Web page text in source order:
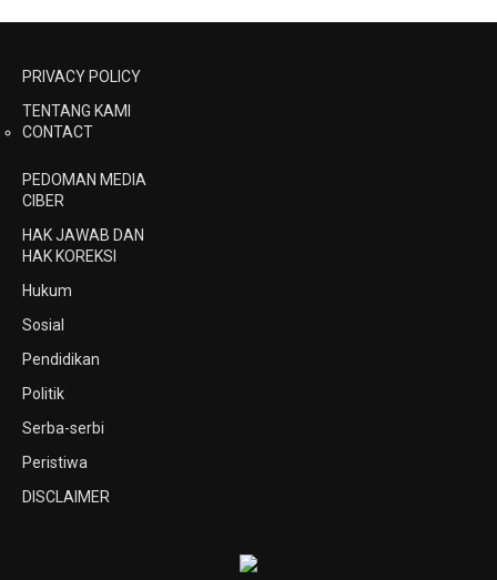
PRIVACY POLICY
TENTANG KAMI
CONTACT
PEDOMAN MEDIA
CIBER
HAK JAWAB DAN
HAK KOREKSI
Hukum
Sosial
Pendidikan
Politik
Serba-serbi
Peristiwa
DISCLAIMER